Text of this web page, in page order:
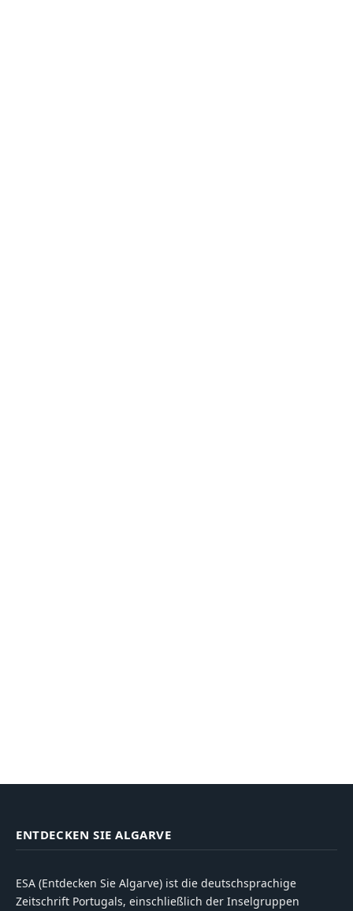
ENTDECKEN SIE ALGARVE
ESA (Entdecken Sie Algarve) ist die deutschsprachige
Zeitschrift Portugals, einschließlich der Inselgruppen